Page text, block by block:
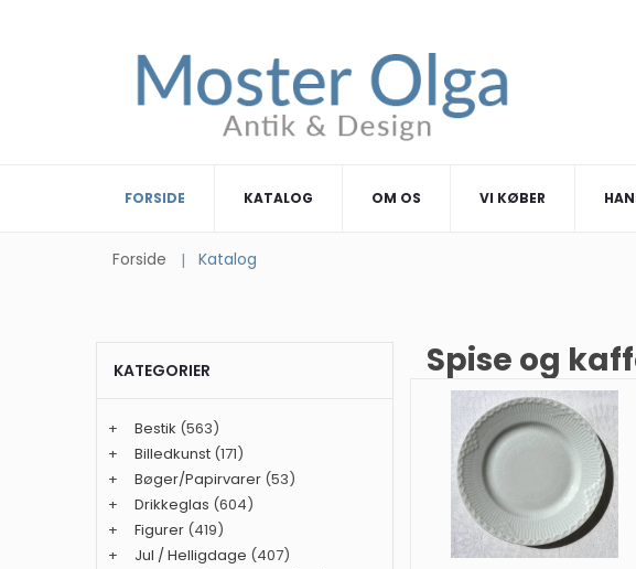
FORSIDE KATALOG OM OS VI KØBER
Forside Katalog
Spise og
KATEGORIER
+ Bestik (563)
+
Billedkunst (171)
+
Bøger/Papirvarer (53)
+
Drikkeglas (604)
+
Figurer (419)
+
Jul / Helligdage (407)